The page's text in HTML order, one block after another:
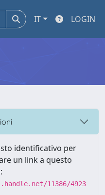
IT LOGIN
identificativo per
un link a questo
11386/4923